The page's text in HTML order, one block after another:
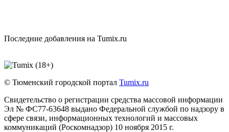
Последние добавления на Tumix.ru
© Тюменский городской портал Tumix.ru
Свидетельство о регистрации средства массовой информации
Эл № ФС77-63648 выдано Федеральной службой по надзору в
сфере связи, информационных технологий и массовых
коммуникаций (Роскомнадзор) 10 ноября 2015 г.